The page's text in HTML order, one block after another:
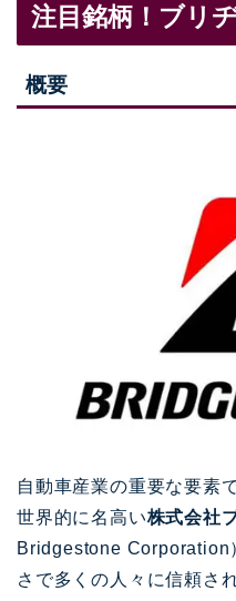
注目銘柄！ブリ
概要
自動車産業の重要な要素
世界的に名高い株式会社
Bridgestone Corporation
さで多くの人々に信頼さ